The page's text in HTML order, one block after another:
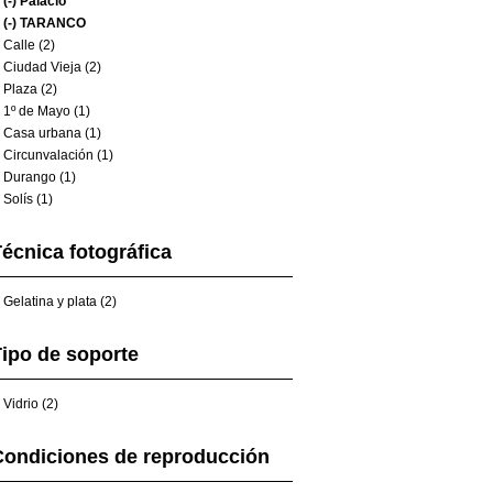
(-) TARANCO
Calle (2)
Ciudad Vieja (2)
Plaza (2)
1º de Mayo (1)
Casa urbana (1)
Circunvalación (1)
Durango (1)
Solís (1)
fotográfica
Gelatina y plata (2)
de soporte
Vidrio (2)
de reproducción